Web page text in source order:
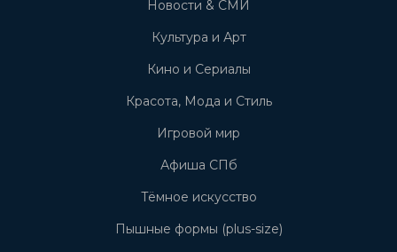
Новости & СМИ
Культура и Арт
Кино и Сериалы
Красота, Мода и Стиль
Игровой мир
Афиша СПб
Тёмное искусство
Пышные формы (plus-size)